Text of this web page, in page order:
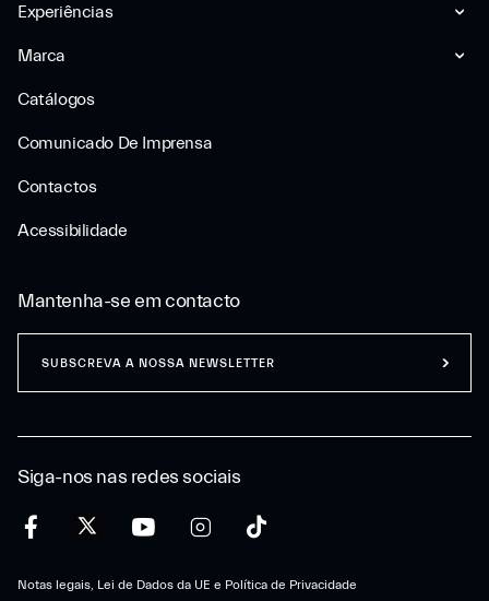
Experiências
Marca
Catálogos
Comunicado De Imprensa
Contactos
Acessibilidade
Siga-nos nas redes sociais
Notas legais, Lei de Dados da UE e Política de Privacidade
Mantenha-se em contacto
SUBSCREVA A NOSSA NEWSLETTER